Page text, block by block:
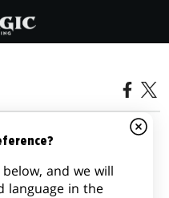
and we will
language in the